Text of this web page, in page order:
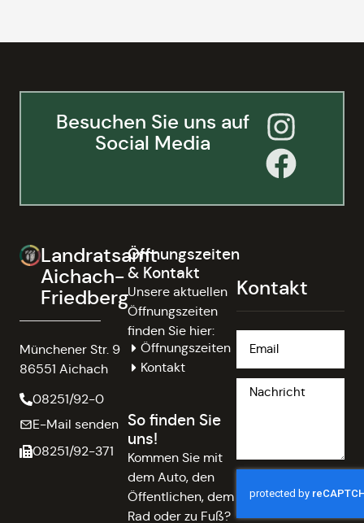
Besuchen Sie uns auf
Social Media
Landratsamt
Aichach-
Friedberg
Münchener Str. 9
86551 Aichach
08251/92-0
E-Mail senden
08251/92-371
Öffnungszeiten
& Kontakt
Unsere aktuellen
Öffnungszeiten
finden Sie hier:
Öffnungszeiten
Kontakt
So finden Sie
uns!
Kommen Sie mit
dem Auto, den
Öffentlichen, dem
Rad oder zu Fuß?
Kontakt